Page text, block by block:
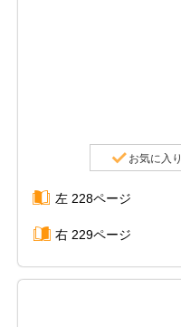
お気に入り
左 228ページ
右 229ページ